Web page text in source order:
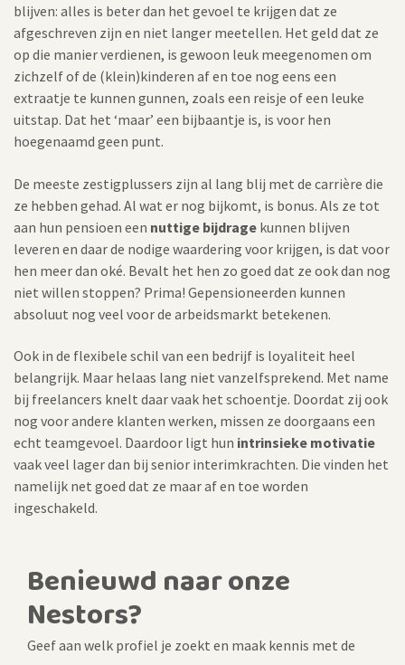
blijven: alles is beter dan het gevoel te krijgen dat ze
afgeschreven zijn en niet langer meetellen. Het geld dat ze
op die manier verdienen, is gewoon leuk meegenomen om
zichzelf of de (klein)kinderen af en toe nog eens een
extraatje te kunnen gunnen, zoals een reisje of een leuke
uitstap. Dat het ‘maar’ een bijbaantje is, is voor hen
hoegenaamd geen punt.
De meeste zestigplussers zijn al lang blij met de carrière die
ze hebben gehad. Al wat er nog bijkomt, is bonus. Als ze tot
aan hun pensioen een nuttige bijdrage kunnen blijven
leveren en daar de nodige waardering voor krijgen, is dat voor
hen meer dan oké. Bevalt het hen zo goed dat ze ook dan nog
niet willen stoppen? Prima! Gepensioneerden kunnen
absoluut nog veel voor de arbeidsmarkt betekenen.
Ook in de flexibele schil van een bedrijf is loyaliteit heel
belangrijk. Maar helaas lang niet vanzelfsprekend. Met name
bij freelancers knelt daar vaak het schoentje. Doordat zij ook
nog voor andere klanten werken, missen ze doorgaans een
echt teamgevoel. Daardoor ligt hun intrinsieke motivatie
vaak veel lager dan bij senior interimkrachten. Die vinden het
namelijk net goed dat ze maar af en toe worden
ingeschakeld.